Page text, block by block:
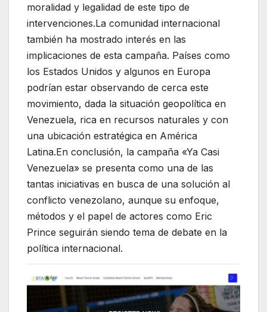
moralidad y legalidad de este tipo de
intervenciones.La comunidad internacional
también ha mostrado interés en las
implicaciones de esta campaña. Países como
los Estados Unidos y algunos en Europa
podrían estar observando de cerca este
movimiento, dada la situación geopolítica en
Venezuela, rica en recursos naturales y con
una ubicación estratégica en América
Latina.En conclusión, la campaña «Ya Casi
Venezuela» se presenta como una de las
tantas iniciativas en busca de una solución al
conflicto venezolano, aunque su enfoque,
métodos y el papel de actores como Eric
Prince seguirán siendo tema de debate en la
política internacional.